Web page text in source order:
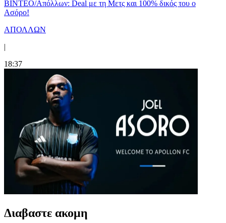
ΒΙΝΤΕΟ/Απόλλων: Deal με τη Μετς και 100% δικός του ο
Ασόρο!
ΑΠΟΛΛΩΝ
|
18:37
Διαβαστε ακομη